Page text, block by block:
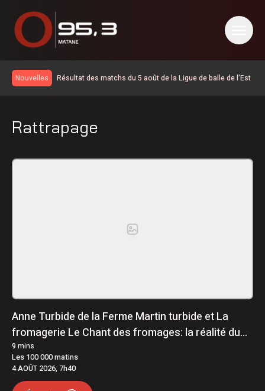
Nouvelles
Résultat des matchs du 5 août de la Ligue de balle de l’Est
Prolongement du dépôt des mises en candidatures du
Gala de l’Excellence
Rogers étend son réseau sans-fil 5G à Matane-sur-Mer
Début de la 38e campagne de porte-à-porte de
l’Association du cancer de l’Est du Québec
Rattrapage
Anne Turbide de la Ferme Martin turbide et La
fromagerie Le Chant des fromages: la réalité du
monde agricole
9 mins
Les 100 000 matins
4 AOÛT 2026, 7h40